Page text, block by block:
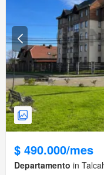
$ 490.000/mes
Departamento in